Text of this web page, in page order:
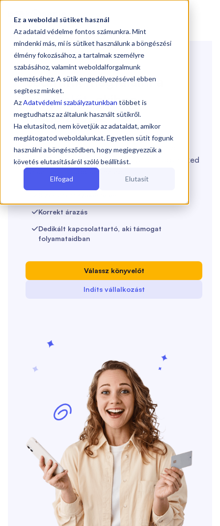
Ez a weboldal sütiket használ
Az adataid védelme fontos számunkra. Mint
mindenki más, mi is sütiket használunk a böngészési
élmény fokozásához, a tartalmak személyre
szabásához, valamint weboldalforgalmunk
elemzéséhez. A sütik engedélyezésével ebben
segítesz minket.
AzAdatvédelmi szabályzatunkban többet is
megtudhatsz az általunk használt sütikről.
Ha elutasítod, nem követjük az adataidat, amikor
meglátogatod weboldalunkat. Egyetlen sütit fogunk
használni a böngésződben, hogy megjegyezzük a
követés elutasításáról szóló beállítást.
Elfogad Elutasít
🤞Könyvelő keresés
Segítünk megtalálni a
könyvelőt,akiben
megbízhatsz
24 órán belül megtaláljuk a vállalkozásod
igényeihez legjobban illő könyvelőt, hogy neked
ne kelljen tovább keresned.
Korrekt árazás
Dedikált kapcsolattartó, aki támogat
folyamataidban
Válassz könyvelőt
Indíts vállalkozást